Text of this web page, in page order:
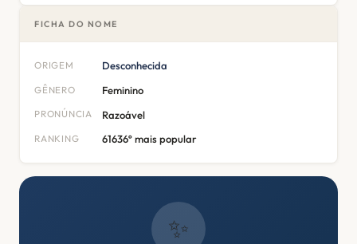
FICHA DO NOME
ORIGEM Desconhecida
GÊNERO Feminino
PRONÚNCIA Razoável
RANKING 61636º mais popular
✨